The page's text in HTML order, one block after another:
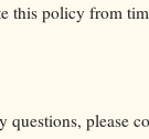
this policy from
questions, please